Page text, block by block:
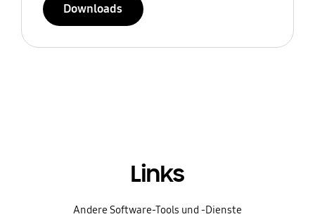
Downloads
Links
Andere Software-Tools und -Dienste